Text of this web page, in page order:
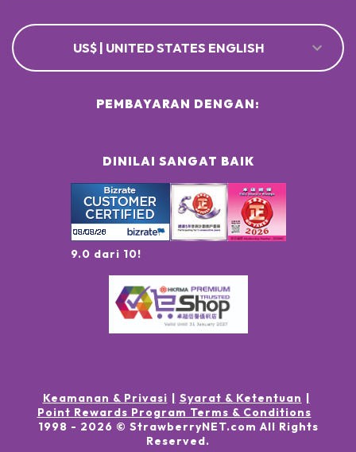
US$ | UNITED STATES ENGLISH
DINILAI SANGAT BAIK
9.0 dari 10!
PEMBAYARAN DENGAN:
Keamanan & Privasi
Syarat & Ketentuan
Point Rewards Program Terms & Conditions
1998 - 2026 © StrawberryNET.com All Rights
Reserved.